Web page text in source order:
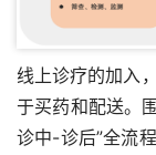
线上诊疗的加入
于买药和配送。
诊中-诊后”全流